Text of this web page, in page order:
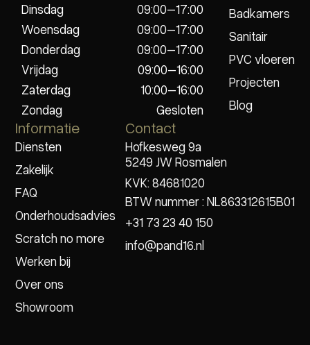
Dinsdag
09:00–17:00
Woensdag
09:00–17:00
Donderdag
09:00–17:00
Vrijdag
09:00–16:00
Zaterdag
10:00–16:00
Zondag
Gesloten
Badkamers
Sanitair
PVC vloeren
Projecten
Blog
Informatie
Diensten
Zakelijk
FAQ
Onderhoudsadvies
Scratch no more
Werken bij
Over ons
Showroom
Contact
Hofkesweg 9a
5249 JW Rosmalen
KVK: 84681020
BTW nummer : NL863312615B01
+31 73 23 40 150
info@pand16.nl